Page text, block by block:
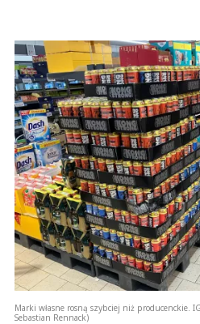
Marki własne rosną szybciej niż producenckie.
Sebastian Rennack)